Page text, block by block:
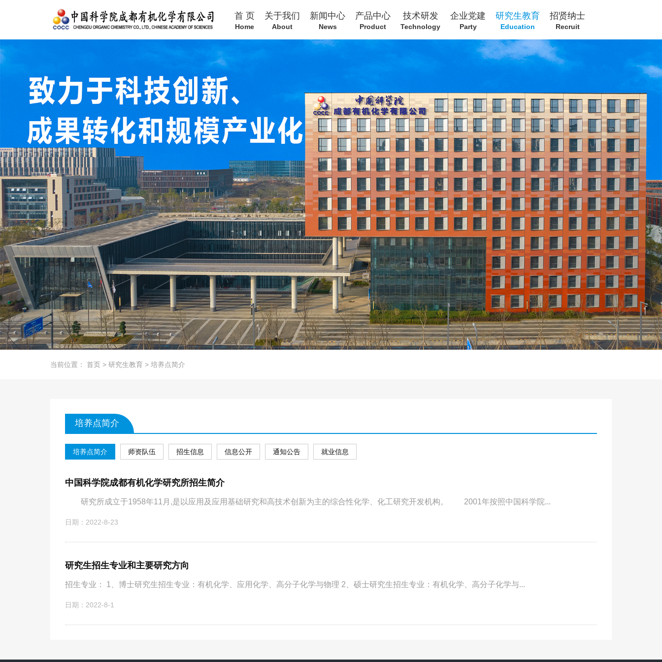
首 页
Home
关于我们
About
新闻中心
News
产品中心
Product
技术研发
Technology
企业党建
Party
研究生教育
Education
招贤纳士
Recruit
当前位置： 首页 > 研究生教育 > 培养点简介
培养点简介
培养点简介 师资队伍 招生信息 信息公开 通知公告 就业信息
中国科学院成都有机化学研究所招生简介
研究所成立于1958年11月,是以应用及应用基础研究和高技术创新为主的综合性化学、化工研究开发机构。 2001年按照中国科学院...
日期：2022-8-23
研究生招生专业和主要研究方向
招生专业： 1、博士研究生招生专业：有机化学、应用化学、高分子化学与物理 2、硕士研究生招生专业：有机化学、高分子化学与...
日期：2022-8-1